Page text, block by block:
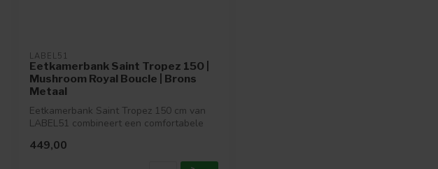
LABEL51
Eetkamerbank Saint Tropez 150 |
Mushroom Royal Boucle | Brons
Metaal
Eetkamerbank Saint Tropez 150 cm van
LABEL51 combineert een comfortabele
449,00